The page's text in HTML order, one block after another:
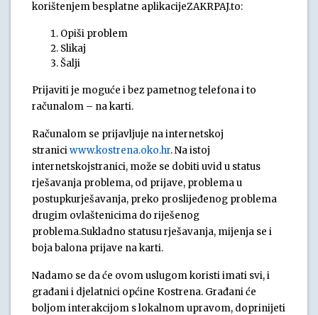
korištenjem besplatne aplikacijeZAKRPAJ.to:
Opiši problem
Slikaj
Šalji
Prijaviti je moguće i bez pametnog telefona i to
računalom – na karti.
Računalom se prijavljuje na internetskoj
straniciwww.kostrena.oko.hr. Na istoj
internetskojstranici, može se dobiti uvid u status
rješavanja problema, od prijave, problema u
postupkurješavanja, preko proslijeđenog problema
drugim ovlaštenicima do riješenog
problema.Sukladno statusu rješavanja, mijenja se i
boja balona prijave na karti.
Nadamo se da će ovom uslugom koristi imati svi, i
građani i djelatnici općine Kostrena. Građani će
boljom interakcijom s lokalnom upravom, doprinijeti